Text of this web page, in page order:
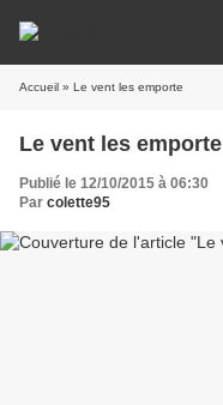
Accueil » Le vent les emporte
Le vent les emporte
Publié le 12/10/2015 à 06:30
Par colette95